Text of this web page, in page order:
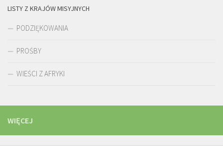
LISTY Z KRAJÓW MISYJNYCH
PODZIĘKOWANIA
PROŚBY
WIEŚCI Z AFRYKI
WIĘCEJ